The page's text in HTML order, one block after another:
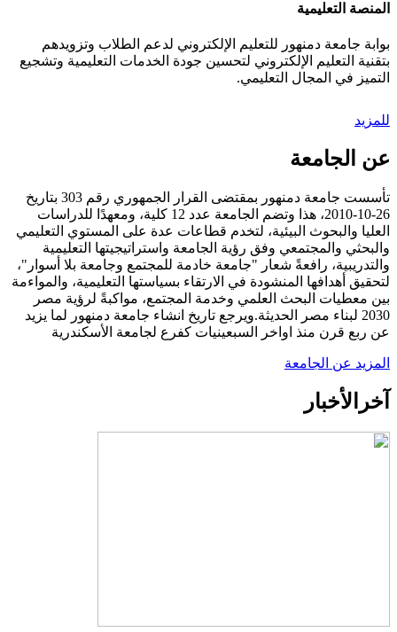
المنصة التعليمية
بوابة جامعة دمنهور للتعليم الإلكتروني لدعم الطلاب وتزويدهم
بتقنية التعليم الإلكتروني لتحسين جودة الخدمات التعليمية وتشجيع
التميز في المجال التعليمي.
للمزيد
عن الجامعة
تأسست جامعة دمنهور بمقتضى القرار الجمهوري رقم 303 بتاريخ
26-10-2010، هذا وتضم الجامعة عدد 12 كلية، ومعهدًا للدراسات
العليا والبحوث البيئية، لتخدم قطاعات عدة على المستوي التعليمي
والبحثي والمجتمعي وفق رؤية الجامعة واستراتيجيتها التعليمية
والتدريبية، رافعةً شعار "جامعة خادمة للمجتمع وجامعة بلا أسوار"،
لتحقيق أهدافها المنشودة في الارتقاء بسياستها التعليمية، والمواءمة
بين معطيات البحث العلمي وخدمة المجتمع، مواكبةً لرؤية مصر
2030 لبناء مصر الحديثة.ويرجع تاريخ انشاء جامعة دمنهور لما يزيد
عن ربع قرن منذ اواخر السبعينيات كفرع لجامعة الأسكندرية
المزيد عن الجامعة
آخر الأخبار